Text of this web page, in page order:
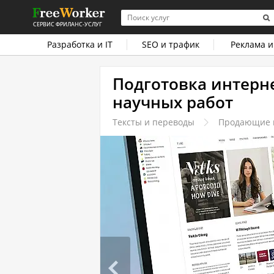
СЕРВИС ФРИЛАНС-УСЛУГ
Разработка и IT SEO и трафик Реклама
Подготовка
научных работ
Тексты и переводы Продающие